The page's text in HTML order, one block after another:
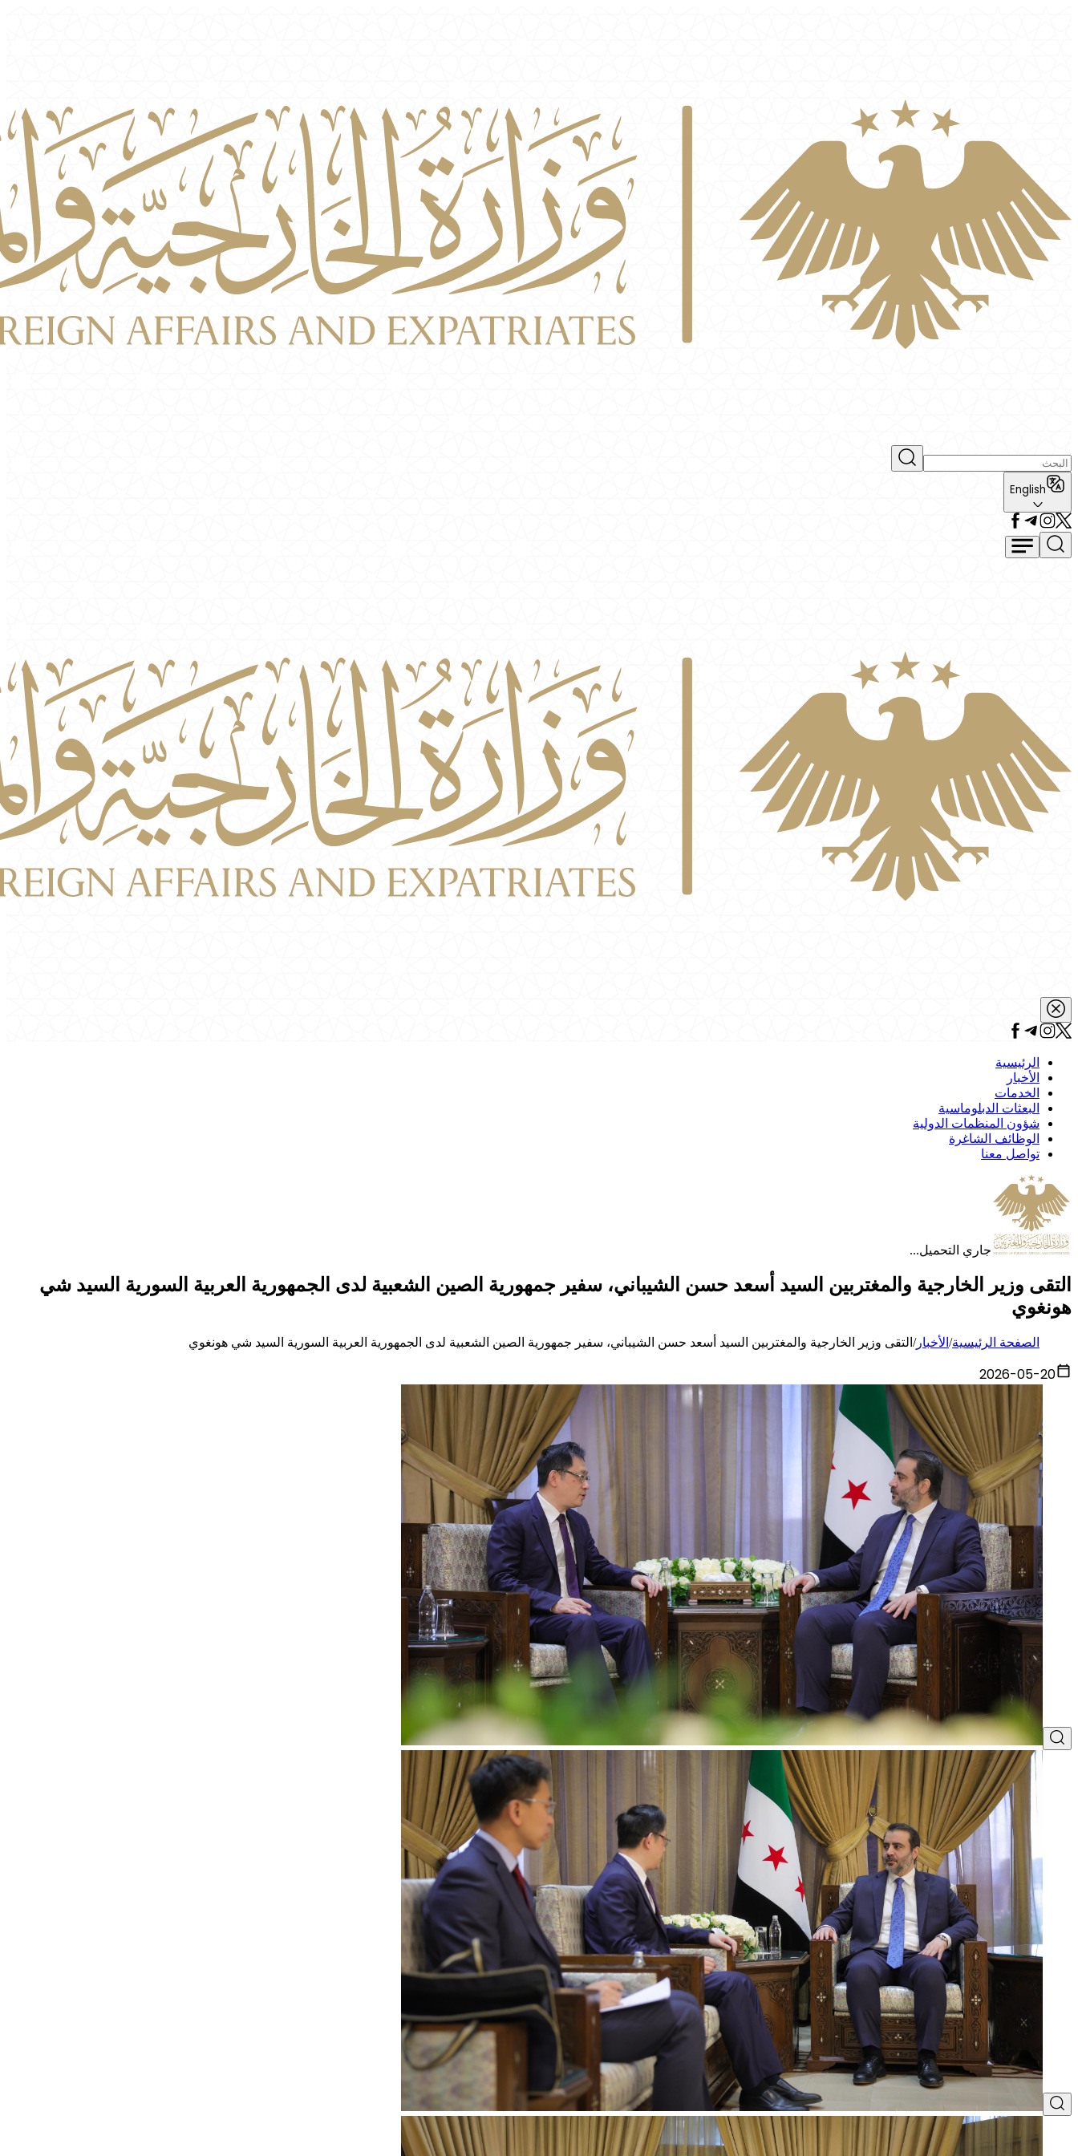
English
الرئيسية
الأخبار
الخدمات
البعثات الدبلوماسية
شؤون المنظمات الدولية
الوظائف الشاغرة
تواصل معنا
جاري التحميل...
التقى وزير الخارجية والمغتربين السيد أسعد حسن الشيباني، سفير جمهورية الصين الشعبية لدى الجمهورية العربية السورية السيد شي
هونغوي
الصفحة الرئيسية/ الأخبار/ التقى وزير الخارجية والمغتربين السيد أسعد حسن الشيباني، سفير جمهورية الصين الشعبية لدى الجمهورية العربية السورية السيد شي هونغوي
2026-05-20